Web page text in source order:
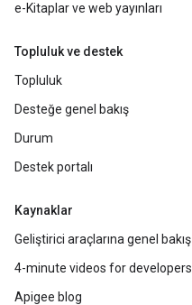
e-Kitaplar ve web yayınları
Topluluk ve destek
Topluluk
Desteğe genel bakış
Durum
Destek portalı
Kaynaklar
Geliştirici araçlarına genel bakış
4-minute videos for developers
Apigee blog